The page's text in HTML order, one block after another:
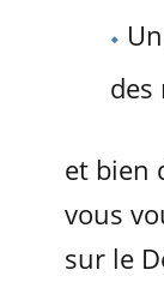
des
et bien
vous
sur le